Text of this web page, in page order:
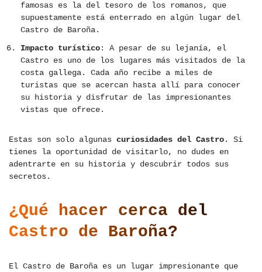
famosas es la del tesoro de los romanos, que
supuestamente está enterrado en algún lugar del
Castro de Baroña.
Impacto turístico: A pesar de su lejanía, el
Castro es uno de los lugares más visitados de la
costa gallega. Cada año recibe a miles de
turistas que se acercan hasta allí para conocer
su historia y disfrutar de las impresionantes
vistas que ofrece.
Estas son solo algunas curiosidades del Castro. Si
tienes la oportunidad de visitarlo, no dudes en
adentrarte en su historia y descubrir todos sus
secretos.
¿Qué hacer cerca del
Castro de Baroña?
El Castro de Baroña es un lugar impresionante que